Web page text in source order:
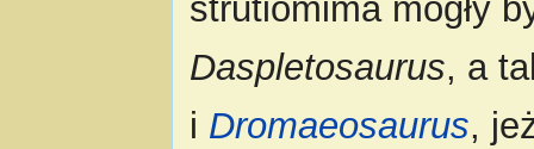
strutiomima mogły
Daspletosaurus, a
i Dromaeosaurus,